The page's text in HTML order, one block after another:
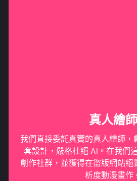
真人繪師
我們直接委託真實的真人繪師，
套設計，嚴格杜絕 AI。在我們
創作社群，並獲得在盜版網站絕
析度動漫畫作